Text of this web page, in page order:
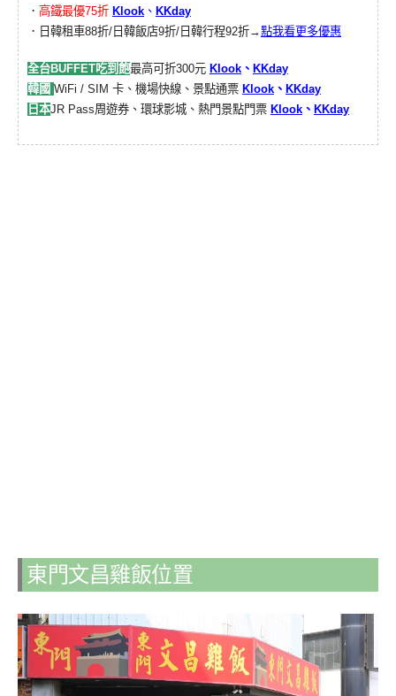
． 高鐵最優75折 Klook 、 KKday
．日韓租車88折/日韓飯店9折/日韓行程92折→點我看更多優惠
全台BUFFET吃到飽最高可折300元 Klook 、 KKday
韓國 WiFi / SIM 卡、機場快線、景點通票 Klook 、 KKday
日本JR Pass周遊券、環球影城、熱門景點門票 Klook 、 KKday
東門文昌雞飯位置